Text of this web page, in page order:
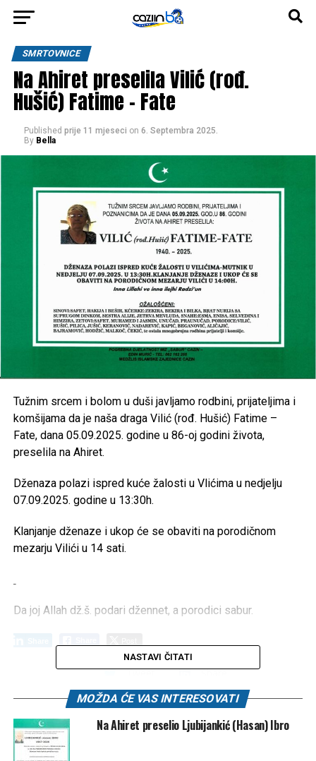
SMRTOVNICE
Na Ahiret preselila Vilić (rođ.
Hušić) Fatime – Fate
Published prije 11 mjeseci on 6. Septembra 2025.
By Bella
Tužnim srcem i bolom u duši javljamo rodbini, prijateljima i
komšijama da je naša draga Vilić (rođ. Hušić) Fatime –
Fate, dana 05.09.2025. godine u 86-oj godini života,
preselila na Ahiret.
Dženaza polazi ispred kuće žalosti u Vlićima u nedjelju
07.09.2025. godine u 13:30h.
Klanjanje dženaze i ukop će se obaviti na porodičnom
mezarju Vilići u 14 sati.
Da joj Allah dž.š. podari džennet, a porodici sabur.
Tweet Share
Mail
POVEZANE TEME:
NASTAVI ČITATI
MOŽDA ĆE VAS INTERESOVATI
Na Ahiret preselio Ljubijankić (Hasan) Ibro